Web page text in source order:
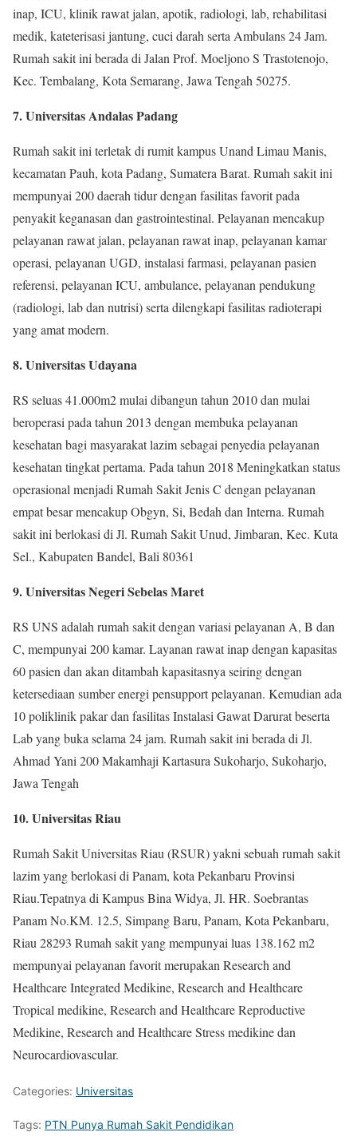
inap, ICU, klinik rawat jalan, apotik, radiologi, lab, rehabilitasi
medik, kateterisasi jantung, cuci darah serta Ambulans 24 Jam.
Rumah sakit ini berada di Jalan Prof. Moeljono S Trastotenojo,
Kec. Tembalang, Kota Semarang, Jawa Tengah 50275.
7. Universitas Andalas Padang
Rumah sakit ini terletak di rumit kampus Unand Limau Manis,
kecamatan Pauh, kota Padang, Sumatera Barat. Rumah sakit ini
mempunyai 200 daerah tidur dengan fasilitas favorit pada
penyakit keganasan dan gastrointestinal. Pelayanan mencakup
pelayanan rawat jalan, pelayanan rawat inap, pelayanan kamar
operasi, pelayanan UGD, instalasi farmasi, pelayanan pasien
referensi, pelayanan ICU, ambulance, pelayanan pendukung
(radiologi, lab dan nutrisi) serta dilengkapi fasilitas radioterapi
yang amat modern.
8. Universitas Udayana
RS seluas 41.000m2 mulai dibangun tahun 2010 dan mulai
beroperasi pada tahun 2013 dengan membuka pelayanan
kesehatan bagi masyarakat lazim sebagai penyedia pelayanan
kesehatan tingkat pertama. Pada tahun 2018 Meningkatkan status
operasional menjadi Rumah Sakit Jenis C dengan pelayanan
empat besar mencakup Obgyn, Si, Bedah dan Interna. Rumah
sakit ini berlokasi di Jl. Rumah Sakit Unud, Jimbaran, Kec. Kuta
Sel., Kabupaten Bandel, Bali 80361
9. Universitas Negeri Sebelas Maret
RS UNS adalah rumah sakit dengan variasi pelayanan A, B dan
C, mempunyai 200 kamar. Layanan rawat inap dengan kapasitas
60 pasien dan akan ditambah kapasitasnya seiring dengan
ketersediaan sumber energi pensupport pelayanan. Kemudian ada
10 poliklinik pakar dan fasilitas Instalasi Gawat Darurat beserta
Lab yang buka selama 24 jam. Rumah sakit ini berada di Jl.
Ahmad Yani 200 Makamhaji Kartasura Sukoharjo, Sukoharjo,
Jawa Tengah
10. Universitas Riau
Rumah Sakit Universitas Riau (RSUR) yakni sebuah rumah sakit
lazim yang berlokasi di Panam, kota Pekanbaru Provinsi
Riau.Tepatnya di Kampus Bina Widya, Jl. HR. Soebrantas
Panam No.KM. 12.5, Simpang Baru, Panam, Kota Pekanbaru,
Riau 28293 Rumah sakit yang mempunyai luas 138.162 m2
mempunyai pelayanan favorit merupakan Research and
Healthcare Integrated Medikine, Research and Healthcare
Tropical medikine, Research and Healthcare Reproductive
Medikine, Research and Healthcare Stress medikine dan
Neurocardiovascular.
Categories: Universitas
Tags: PTN Punya Rumah Sakit Pendidikan